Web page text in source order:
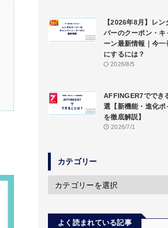
【2026年8月】レン
バーのクーポン・キ
ーン最新情報｜今一
にするには？
2026/8/5
AFFINGER7ででき
選【新機能・進化ポ
を徹底解説】
2026/7/1
カテゴリー
よく読まれている記事